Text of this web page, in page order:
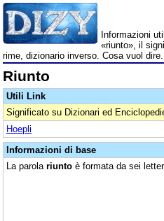
Informazioni
«riunto», il
rime, dizionario inverso. Cosa vuol dire.
Riunto
Utili Link
Significato su Dizionari ed
Hoepli
Informazioni di base
La parola riunto è formata da sei